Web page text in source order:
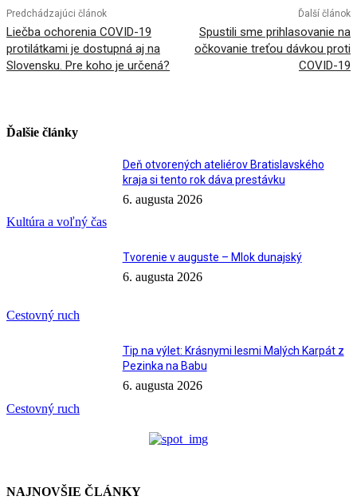
Predchádzajúci článok
Liečba ochorenia COVID-19
protilátkami je dostupná aj na
Slovensku. Pre koho je určená?
Ďalší článok
Spustili sme prihlasovanie na
očkovanie treťou dávkou proti
COVID-19
Ďalšie články
Kultúra a voľný čas
Deň otvorených ateliérov Bratislavského
kraja si tento rok dáva prestávku
6. augusta 2026
Cestovný ruch
Tvorenie v auguste – Mlok dunajský
6. augusta 2026
Cestovný ruch
Tip na výlet: Krásnymi lesmi Malých Karpát z
Pezinka na Babu
6. augusta 2026
NAJNOVŠIE ČLÁNKY